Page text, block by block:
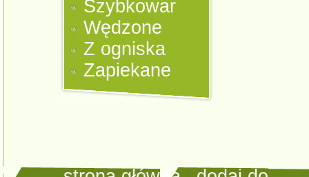
Szybkowar
Wędzone
Z ogniska
Zapiekane